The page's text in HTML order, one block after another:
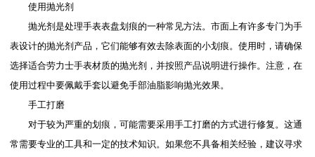
使用抛光剂
抛光剂是处理手表表盘划痕的一种常见方法。市面上有许多专门为手
表设计的抛光剂产品，它们能够有效去除表面的小划痕。使用时，请确保
选择适合劳力士手表材质的抛光剂，并按照产品说明进行操作。注意，在
使用过程中要佩戴手套以避免手部油脂影响抛光效果。
手工打磨
对于较为严重的划痕，可能需要采用手工打磨的方式进行修复。这通
常需要专业的工具和一定的技术知识。如果您不具备相关经验，建议寻求